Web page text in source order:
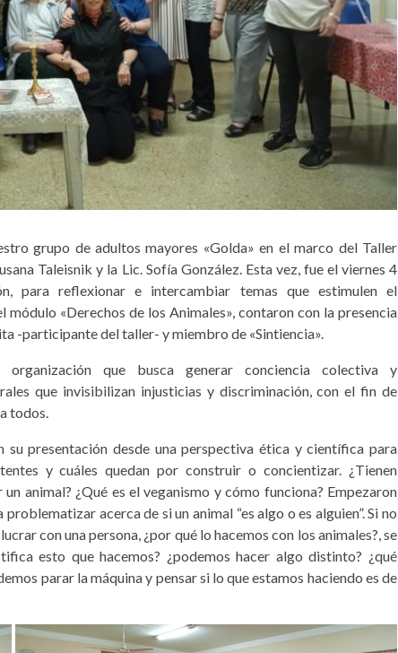
grupo de adultos mayores «Golda» en el marco del Taller
Taleisnik y la Lic. Sofía González. Esta vez, fue el viernes 4
para reflexionar e intercambiar temas que estimulen el
módulo «Derechos de los Animales», contaron con la presencia
-participante del taller- y miembro de «Sintiencia».
organización que busca generar conciencia colectiva y
que invisibilizan injusticias y discriminación, con el fin de
todos.
su presentación desde una perspectiva ética y científica para
y cuáles quedan por construir o concientizar. ¿Tienen
animal? ¿Qué es el veganismo y cómo funciona? Empezaron
acerca de si un animal “es algo o es alguien”. Si no
con una persona, ¿por qué lo hacemos con los animales?, se
esto que hacemos? ¿podemos hacer algo distinto? ¿qué
parar la máquina y pensar si lo que estamos haciendo es de